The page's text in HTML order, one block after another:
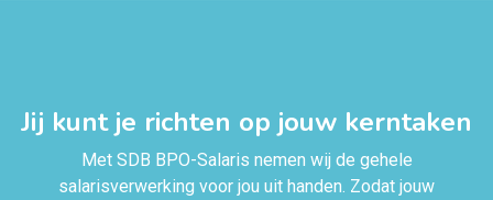
Jij kunt je richten op jouw kerntaken
Met SDB BPO-Salaris nemen wij de gehele
salarisverwerking voor jou uit handen. Zodat jouw